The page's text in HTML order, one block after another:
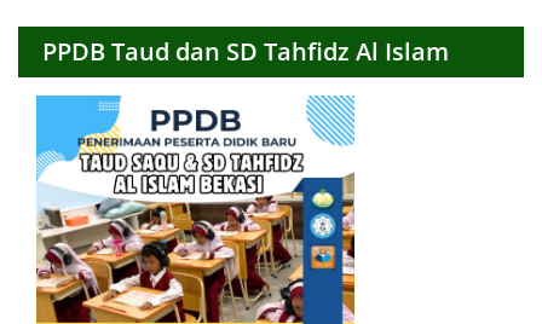
PPDB Taud dan SD Tahfidz Al Islam